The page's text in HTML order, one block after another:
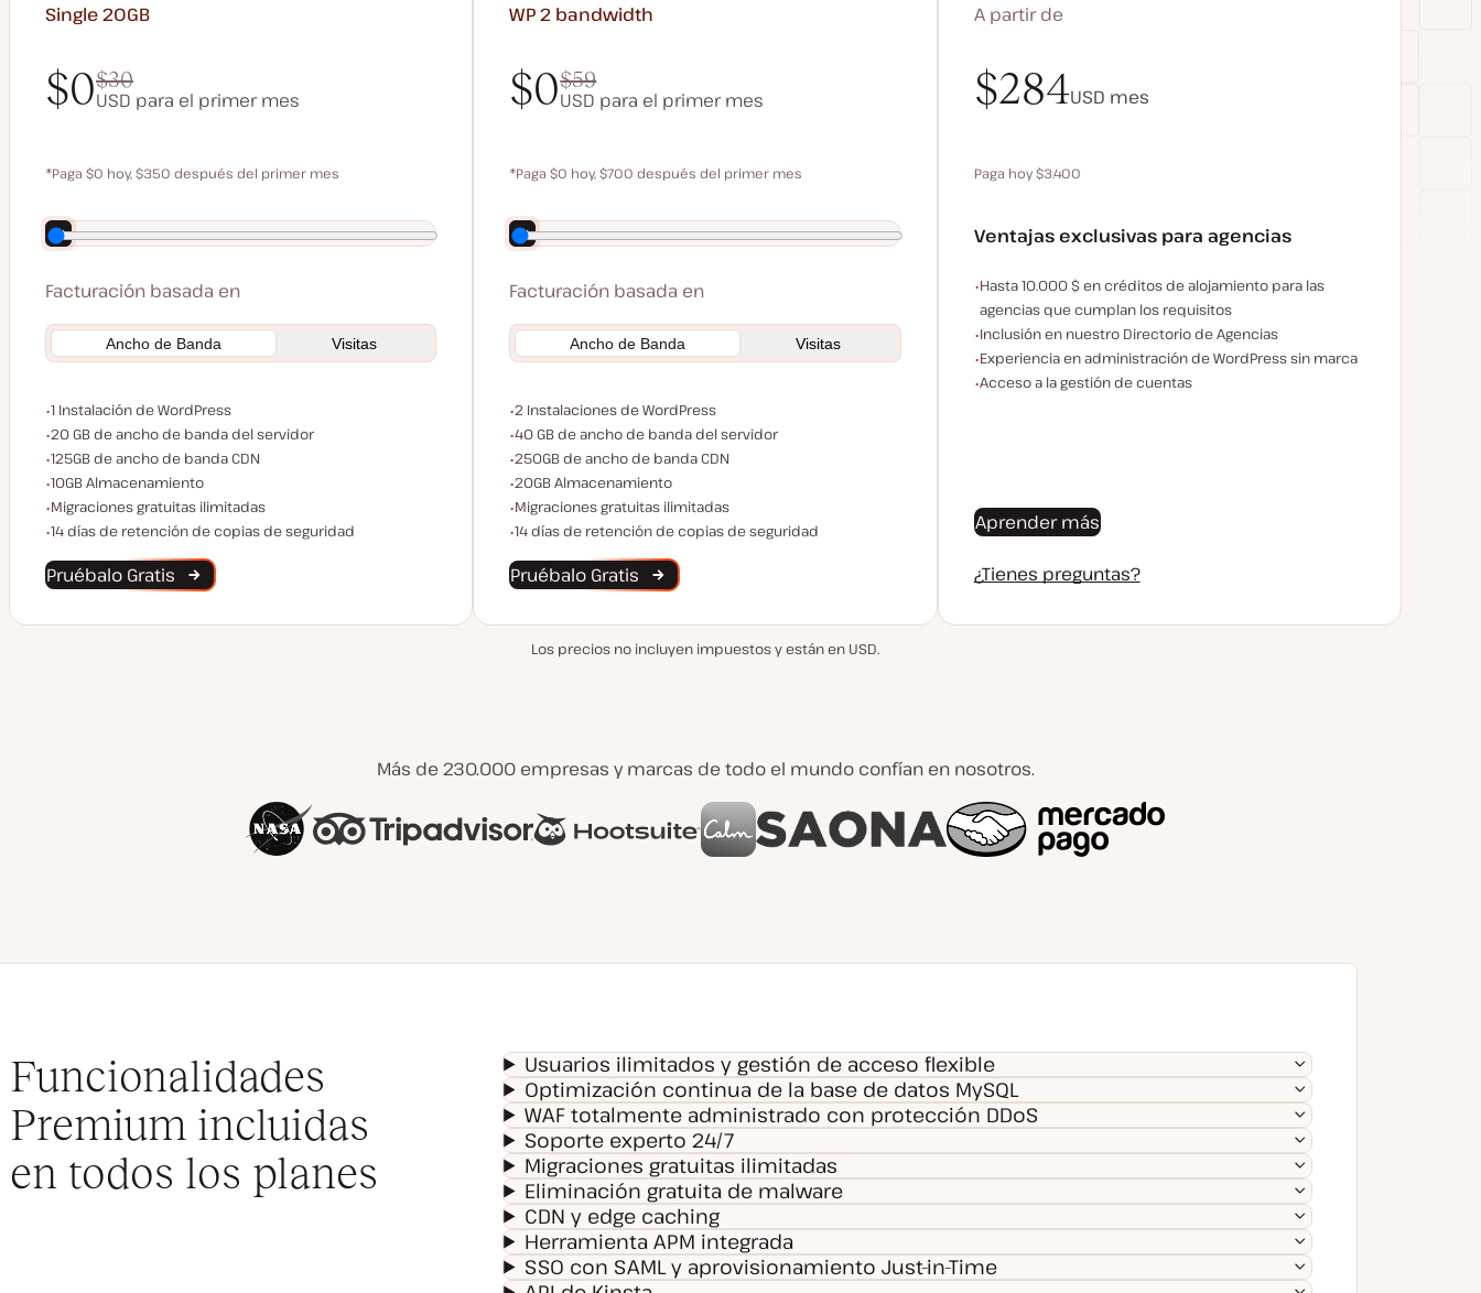
Single 20GB
$0$30
USD para el primer mes
$30
*Paga $0 hoy, $350 después del primer mes
Ahorra 70 $ pagando anualmente
Facturación basada en
Ancho de Banda Visitas
Instalaciones de WordPress
1 Instalación de WordPress
Ancho de banda del servidor
20 GB de ancho de banda del servidor
Ancho de banda CDN
125GB de ancho de banda CDN
Espacio de almacenamiento
10GB Almacenamiento
Migraciones ilimitadas
Migraciones gratuitas ilimitadas
Conservación de Copias de Seguridad
14 días de retención de copias de seguridad
Pruébalo Gratis
WP 2 bandwidth
$0$59
USD para el primer mes
$59
*Paga $0 hoy, $700 después del primer mes
Ahorra 140 $ pagando anualmente
Facturación basada en
Ancho de Banda Visitas
Instalaciones de WordPress
2 Instalaciones de WordPress
Ancho de banda del servidor
40 GB de ancho de banda del servidor
Ancho de banda CDN
250GB de ancho de banda CDN
Espacio de almacenamiento
20GB Almacenamiento
Migraciones ilimitadas
Migraciones gratuitas ilimitadas
Conservación de Copias de Seguridad
14 días de retención de copias de seguridad
Pruébalo Gratis
A partir de
$340USDmes
$284USD mes
Paga hoy $3.400
Ventajas exclusivas para agencias
Ejemplos de beneficios exclusivos para la agencia:
Hasta 10.000 $ en créditos de alojamiento para las
agencias que cumplan los requisitos
Inclusión en nuestro Directorio de Agencias
Experiencia en administración de WordPress sin marca
Acceso a la gestión de cuentas
Aprender más
¿Tienes preguntas?
Los precios no incluyen impuestos y están en USD.
Más de 230.000 empresas y marcas de todo el mundo confían en nosotros.
Funcionalidades
Premium incluidas
en todos los planes
Usuarios ilimitados y gestión de acceso flexible
Optimización continua de la base de datos MySQL
WAF totalmente administrado con protección DDoS
Soporte experto 24/7
Migraciones gratuitas ilimitadas
Eliminación gratuita de malware
CDN y edge caching
Herramienta APM integrada
SSO con SAML y aprovisionamiento Just-in-Time